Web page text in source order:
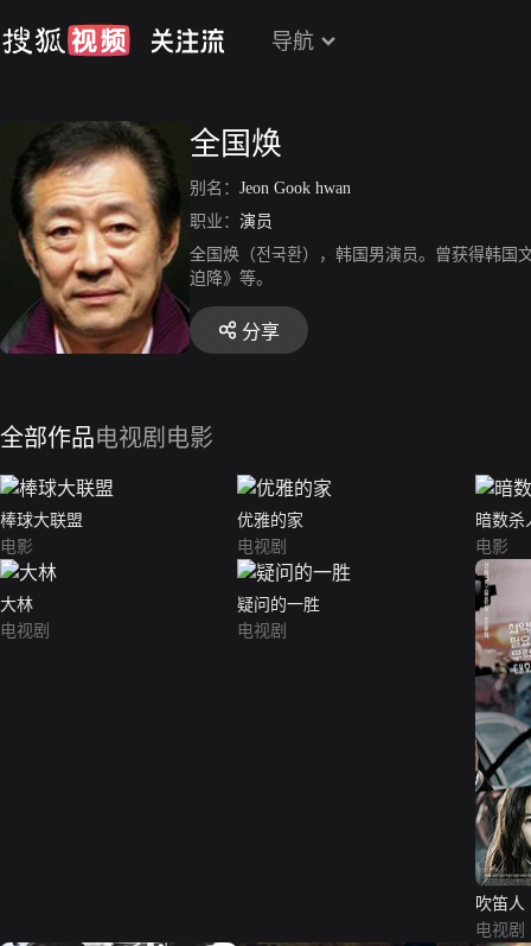
导航
全国焕
别名： Jeon Gook hwan
职业： 演员
全国焕（전국환），韩国男演员。曾获得韩国
迫降》等。
分享
全部作品电视剧 电影
棒球大联盟
电影
优雅的家
电视剧
暗数杀
电影
大林
电视剧
疑问的一胜
电视剧
吹笛人
电视剧